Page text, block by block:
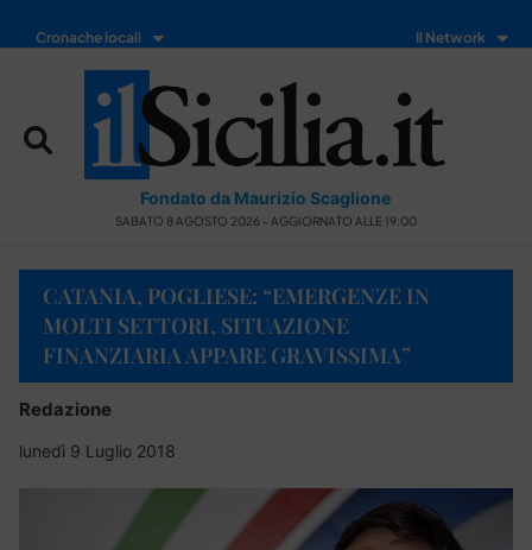
Cronache locali Il Network
Fondato da Maurizio Scaglione
SABATO 8 AGOSTO 2026 - AGGIORNATO ALLE 19:00
CATANIA, POGLIESE: “EMERGENZE IN
MOLTI SETTORI, SITUAZIONE
FINANZIARIA APPARE GRAVISSIMA”
Redazione
lunedì 9 Luglio 2018